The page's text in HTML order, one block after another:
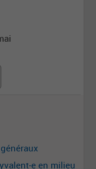
e en milieu